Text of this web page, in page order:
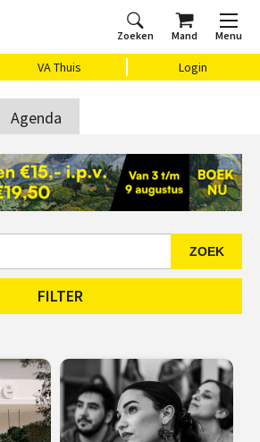
Zoeken Mand Menu
VA Thuis Login
Agenda
ZOEK
FILTER